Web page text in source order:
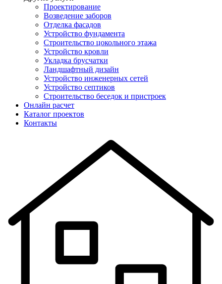
Проектирование
Возведение заборов
Отделка фасадов
Устройство фундамента
Строительство цокольного этажа
Устройство кровли
Укладка брусчатки
Ландшафтный дизайн
Устройство инженерных сетей
Устройство септиков
Строительство беседок и пристроек
Онлайн расчет
Каталог проектов
Контакты